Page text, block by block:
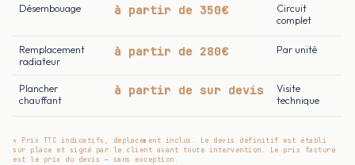
Désembouage à partir de 350€
Circuit
complet
Remplacement
radiateur
à partir de 280€ Par unité
Plancher
chauffant
à partir de sur devis
Visite
technique
* Prix TTC indicatifs, déplacement inclus. Le devis définitif est établi
sur place et signé par le client avant toute intervention. Le prix facturé
est le prix du devis — sans exception.